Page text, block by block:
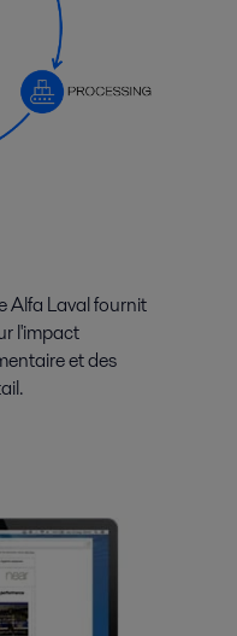
Alfa Laval fournit
l'impact
et des